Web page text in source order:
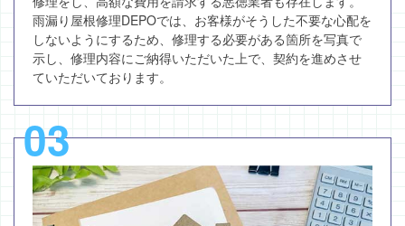
雨漏り屋根修理DEPOでは、お客様がそうした不要な心配を
しないようにするため、修理する必要がある箇所を写真で
示し、修理内容にご納得いただいた上で、契約を進めさせ
ていただいております。
03